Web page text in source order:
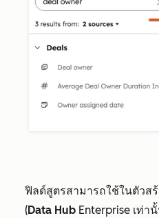
ฟิลด์สูตรสามารถใช้ในตัวส
(Data Hub Enterprise เท่า